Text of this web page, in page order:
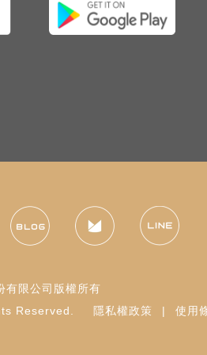
有限公司版權所有
Reserved.
隱私權政策 | 使用